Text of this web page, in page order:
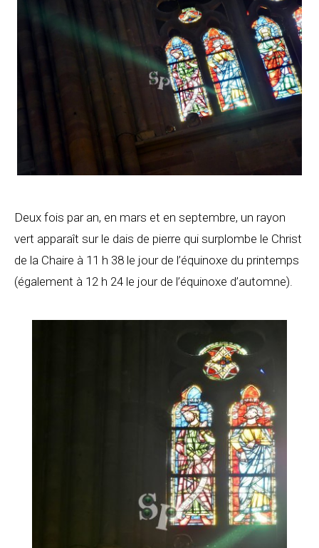
Deux fois par an, en mars et en septembre, un rayon
vert apparaît sur le dais de pierre qui surplombe le Christ
de la Chaire à 11 h 38 le jour de l’équinoxe du printemps
(également à 12 h 24 le jour de l’équinoxe d’automne).